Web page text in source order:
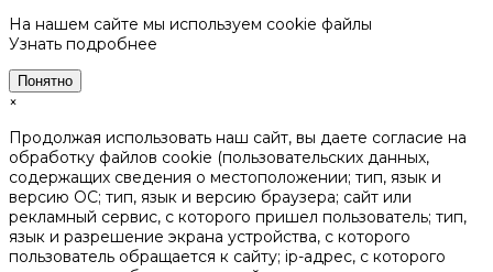
На нашем сайте мы используем cookie файлы
Узнать подробнее
Понятно
×
Продолжая использовать наш сайт, вы даете согласие на
обработку файлов cookie (пользовательских данных,
содержащих сведения о местоположении; тип, язык и
версию ОС; тип, язык и версию браузера; сайт или
рекламный сервис, с которого пришел пользователь; тип,
язык и разрешение экрана устройства, с которого
пользователь обращается к сайту; ip-адрес, с которого